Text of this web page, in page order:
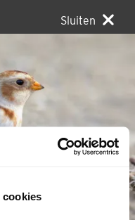
cookies
Sluiten